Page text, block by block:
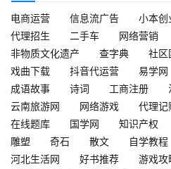
电商运营 信息流广告 小本创
代理招生
二手车 网络营销
非物质文化遗产
查字典 社区
戏曲下载
抖音代运营 易学网
成语故事
诗词 工商注册
云南旅游网
网络游戏 代理记
在线题库
国学网 知识产权
雕塑
奇石 散文 自学教程
河北生活网
好书推荐 游戏攻